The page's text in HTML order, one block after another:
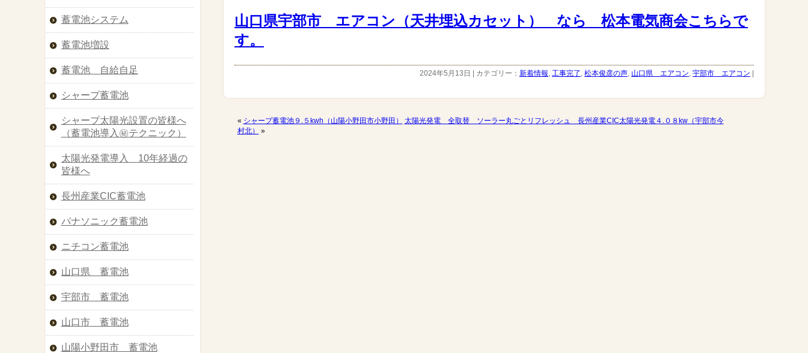
山口県宇部市 エアコン（天井埋込カセット） なら 松本電気商会こちらで
す。
2024年5月13日 | カテゴリー： 新着情報, 工事完了 , 松本俊彦の声, 山口県 エアコン, 宇部市 エアコン |
« シャープ蓄電池９.５kwh（山陽小野田市小野田）
太陽光発電 全取替 ソーラー丸ごとリフレッシュ 長州産業CIC太陽光発電４.０８kw（宇部市今
村北）
»
蓄電池システム
蓄電池増設
蓄電池 自給自足
シャープ蓄電池
シャープ太陽光設置の皆様へ
（蓄電池導入㊙︎テクニック）
太陽光発電導入 10年経過の
皆様へ
長州産業CIC蓄電池
パナソニック蓄電池
ニチコン蓄電池
山口県 蓄電池
宇部市 蓄電池
山口市 蓄電池
山陽小野田市 蓄電池